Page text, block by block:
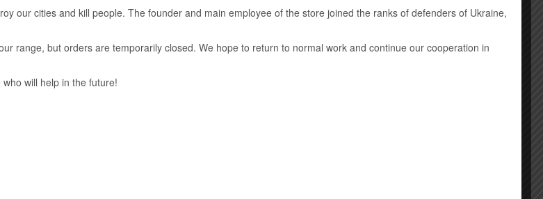
Лицензионные mp3 диски
Саундтрек
our cities and kill people. The founder and main employee of the store joined the ranks of defenders of Ukraine,
range, but orders are temporarily closed. We hope to return to normal work and continue our cooperation in
will help in the future!